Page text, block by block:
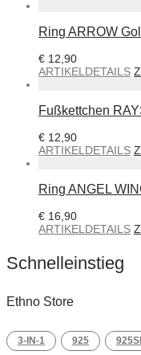
Ring ARROW
€ 12,90
ARTIKELDETAILS
Fußkettchen
€ 12,90
ARTIKELDETAILS
Ring ANGEL
€ 16,90
ARTIKELDETAILS
Schnelleinstieg
Ethno Store
3-IN-1 925